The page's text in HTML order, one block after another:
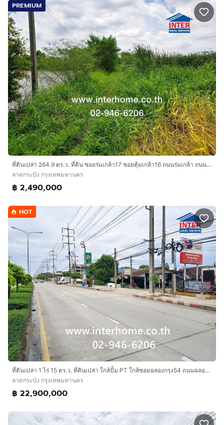
PREMIUM
ที่ดินเปล่า 264.9 ตร.ว. ที่ดิน ซอยร่มเกล้า17 ซอยคุ้มเกล้า16 ถนนร่มเกล้า ถนนคุ้มเกล้า เขตลาดกระบัง กรุงเทพมหานคร
ลาดกระบัง กรุงเทพมหานคร
฿ 2,490,000
HOT
ที่ดินเปล่า 1 ไร่ 15 ตร.ว. ที่ดินเปล่า ใกล้ปั้ม PT ใกล้ซอยฉลองกรุง54 ถนนฉลองกรุง ถนนฉลองกรุง54 เขตลาดกระบัง กรุงเทพมหานคร
ลาดกระบัง กรุงเทพมหานคร
฿ 22,900,000